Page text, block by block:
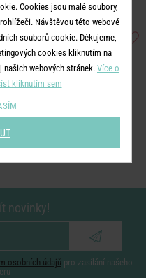
PURE KITCHEN
Příbory na salát 2 ks
novinky!
osobních údajů pro zasílání našeho
Cookies jsou malé soubory,
Návštěvou této webové
souborů cookie. Děkujeme,
cookies kliknutím na
webových stránek.Více o
kliknutím sem